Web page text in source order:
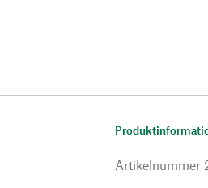
Artikelnummer